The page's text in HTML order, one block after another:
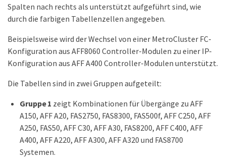
Spalten nach rechts als unterstützt aufgeführt sind, wie
durch die farbigen Tabellenzellen angegeben.
Beispielsweise wird der Wechsel von einer MetroCluster FC-
Konfiguration aus AFF8060 Controller-Modulen zu einer IP-
Konfiguration aus AFF A400 Controller-Modulen unterstützt.
Die Tabellen sind in zwei Gruppen aufgeteilt:
Gruppe 1 zeigt Kombinationen für Übergänge zu AFF
A150, AFF A20, FAS2750, FAS8300, FAS500f, AFF C250, AFF
A250, FAS50, AFF C30, AFF A30, FAS8200, AFF C400, AFF
A400, AFF A220, AFF A300, AFF A320 und FAS8700
Systemen.